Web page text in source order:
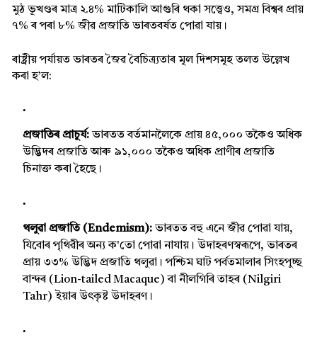
মুঠ ভূখণ্ডৰ মাত্ৰ ২.৪% মাটিকালি আগুৰি থকা সত্ত্বেও, সমগ্ৰ বিশ্বৰ প্ৰায়
৭% ৰ পৰা ৮% জীৱ প্ৰজাতি ভাৰতবৰ্ষত পোৱা যায়।
ৰাষ্ট্ৰীয় পৰ্যায়ত ভাৰতৰ জৈৱ বৈচিত্ৰ্যতাৰ মূল দিশসমূহ তলত উল্লেখ
কৰা হ’ল:
প্ৰজাতিৰ প্ৰাচুৰ্য:ভাৰতত বৰ্তমানলৈকে প্ৰায় ৪৫,০০০ তকৈও অধিক
উদ্ভিদৰ প্ৰজাতি আৰু ৯১,০০০ তকৈও অধিক প্ৰাণীৰ প্ৰজাতি
চিনাক্ত কৰা হৈছে।
থলুৱা প্ৰজাতি (Endemism):ভাৰতত বহু এনে জীৱ পোৱা যায়,
যিবোৰ পৃথিৱীৰ অন্য ক'তো পোৱা নাযায়। উদাহৰণস্বৰূপে, ভাৰতৰ
প্ৰায় ৩৩% উদ্ভিদ প্ৰজাতি থলুৱা। পশ্চিম ঘাট পৰ্বতমালাৰ সিংহপুচ্ছ
বান্দৰ (Lion-tailed Macaque) বা নীলগিৰি তাহৰ (Nilgiri
Tahr) ইয়াৰ উৎকৃষ্ট উদাহৰণ।